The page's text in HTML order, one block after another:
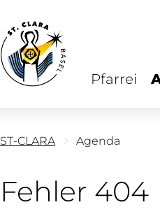
Pfarrei
ST-CLARA Agenda
Fehler 404